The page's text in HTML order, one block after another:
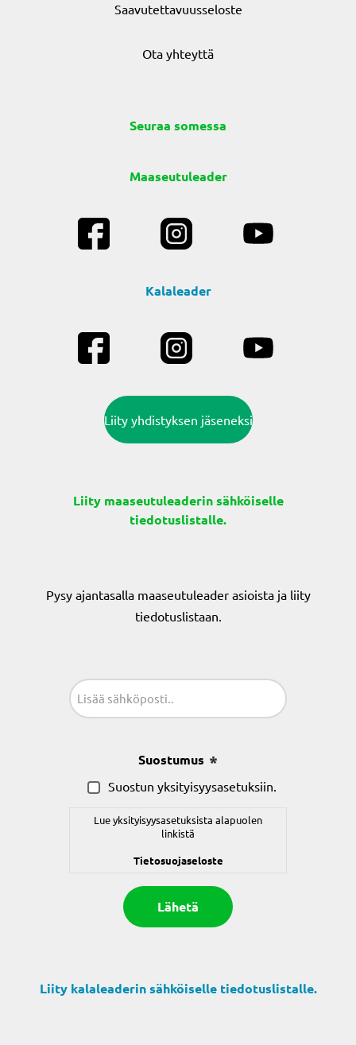
Saavutettavuusseloste
Ota yhteyttä
Seuraa somessa
Maaseutuleader
Kalaleader
Liity yhdistyksen jäseneksi
Liity maaseutuleaderin sähköiselle
tiedotuslistalle.
Pysy ajantasalla maaseutuleader asioista ja liity
tiedotuslistaan.
Suostumus
Suostun yksityisyysasetuksiin.
Lue yksityisyysasetuksista alapuolen
linkistä
Tietosuojaseloste
Liity kalaleaderin sähköiselle tiedotuslistalle.